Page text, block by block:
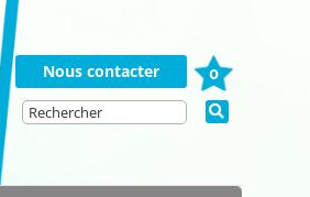
Nous contacter 0